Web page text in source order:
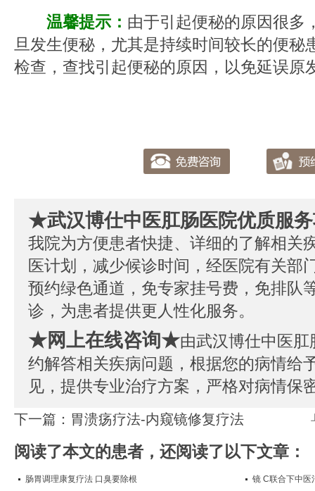
温馨提示： 由于引起便秘的原因很多
旦发生便秘，尤其是持续时间较长的便秘
检查，查找引起便秘的原因，以免延误原
★武汉博仕中医肛肠医院优质服
我院为方便患者快捷、详细的了解相关
医计划，减少候诊时间，经医院有关部
预约绿色通道，免专家挂号费，免排队
诊，为患者提供更人性化服务。
★网上在线咨询★由武汉博仕中医
约解答相关疾病问题，根据您的病情给
见，提供专业治疗方案，严格对病情保
下一篇： 胃溃疡疗法-内窥镜修复疗法
阅读了本文的患者，还阅读了以下文章：
肠胃调理康复疗法 口臭要除根
镜 C联合下中医